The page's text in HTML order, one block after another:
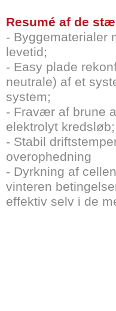
Resumé af de
- Byggematerialer
levetid;
- Easy plade
neutrale) af et
system;
- Fravær af brune
elektrolyt kredsløb;
- Stabil
overophedning
- Dyrkning af
vinteren
effektiv selv i de